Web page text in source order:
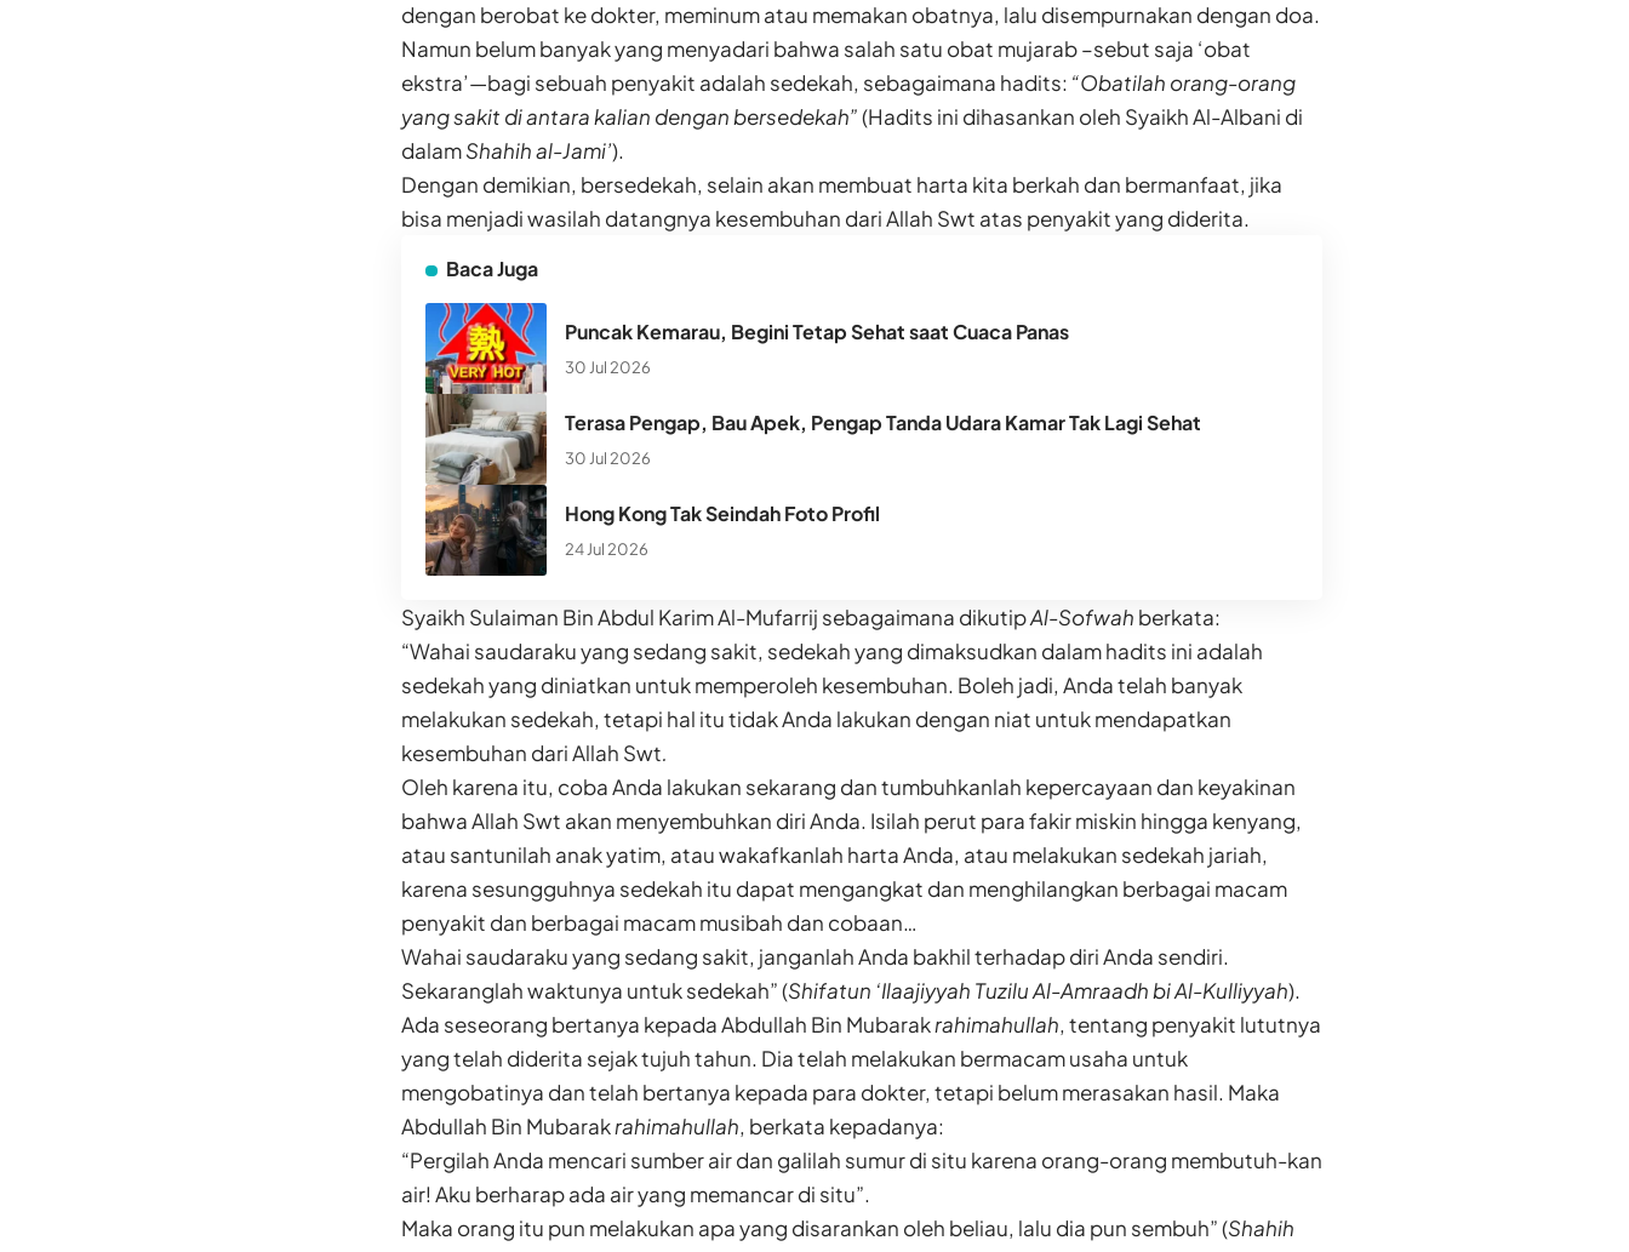
dengan berobat ke dokter, meminum atau memakan obatnya, lalu disempurnakan dengan doa.
Namun belum banyak yang menyadari bahwa salah satu obat mujarab –sebut saja ‘obat
ekstra’—bagi sebuah penyakit adalah sedekah, sebagaimana hadits: “Obatilah orang-orang
yang sakit di antara kalian dengan bersedekah”(Hadits ini dihasankan oleh Syaikh Al-Albani di
dalamShahih al-Jami’).
Dengan demikian, bersedekah, selain akan membuat harta kita berkah dan bermanfaat, jika
bisa menjadi wasilah datangnya kesembuhan dari Allah Swt atas penyakit yang diderita.
Baca Juga
Puncak Kemarau, Begini Tetap Sehat saat Cuaca Panas
30 Jul 2026
Terasa Pengap, Bau Apek, Pengap Tanda Udara Kamar Tak Lagi Sehat
30 Jul 2026
Hong Kong Tak Seindah Foto Profil
24 Jul 2026
Syaikh Sulaiman Bin Abdul Karim Al-Mufarrij sebagaimana dikutipAl-Sofwah berkata:
“Wahai saudaraku yang sedang sakit, sedekah yang dimaksudkan dalam hadits ini adalah
sedekah yang diniatkan untuk memperoleh kesembuhan. Boleh jadi, Anda telah banyak
melakukan sedekah, tetapi hal itu tidak Anda lakukan dengan niat untuk mendapatkan
kesembuhan dari Allah Swt.
Oleh karena itu, coba Anda lakukan sekarang dan tumbuhkanlah kepercayaan dan keyakinan
bahwa Allah Swt akan menyembuhkan diri Anda. Isilah perut para fakir miskin hingga kenyang,
atau santunilah anak yatim, atau wakafkanlah harta Anda, atau melakukan sedekah jariah,
karena sesungguhnya sedekah itu dapat mengangkat dan menghilangkan berbagai macam
penyakit dan berbagai macam musibah dan cobaan…
Wahai saudaraku yang sedang sakit, janganlah Anda bakhil terhadap diri Anda sendiri.
Sekaranglah waktunya untuk sedekah” (Shifatun ‘Ilaajiyyah Tuzilu Al-Amraadh bi Al-Kulliyyah).
Ada seseorang bertanya kepada Abdullah Bin Mubarakrahimahullah, tentang penyakit lututnya
yang telah diderita sejak tujuh tahun. Dia telah melakukan bermacam usaha untuk
mengobatinya dan telah bertanya kepada para dokter, tetapi belum merasakan hasil. Maka
Abdullah Bin Mubarakrahimahullah, berkata kepadanya:
“Pergilah Anda mencari sumber air dan galilah sumur di situ karena orang-orang membutuh-kan
air! Aku berharap ada air yang memancar di situ”.
Maka orang itu pun melakukan apa yang disarankan oleh beliau, lalu dia pun sembuh” (Shahih